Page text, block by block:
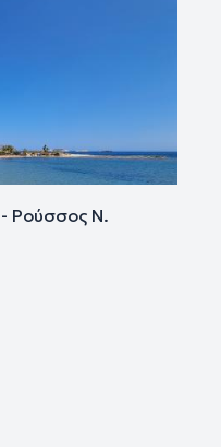
Ρούσσος Ν.